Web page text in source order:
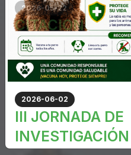
2026-05-22
CITACION